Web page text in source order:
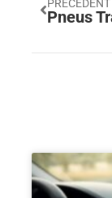
PRÉCEDENT